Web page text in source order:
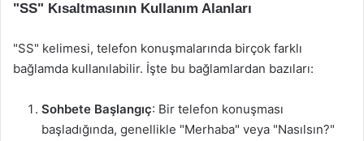
"SS" Kısaltmasının Kullanım Alanları
"SS" kelimesi, telefon konuşmalarında birçok farklı
bağlamda kullanılabilir. İşte bu bağlamlardan bazıları:
Sohbete Başlangıç: Bir telefon konuşması
başladığında, genellikle "Merhaba" veya "Nasılsın?"